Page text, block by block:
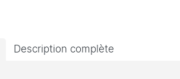
Description complète